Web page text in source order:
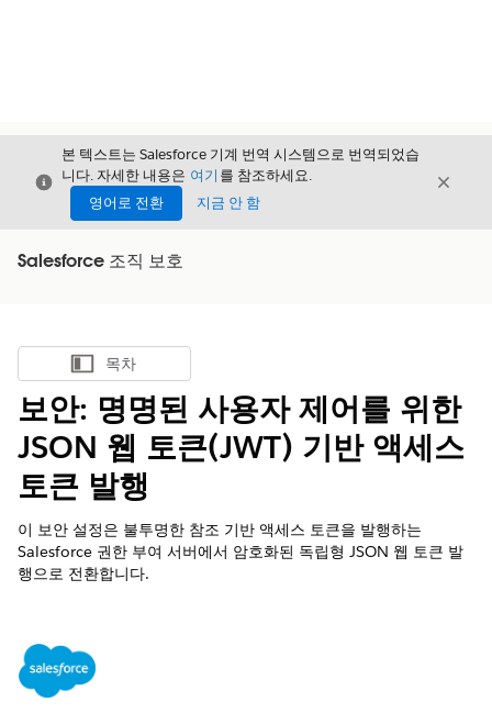
닫기
본 텍스트는 Salesforce 기계 번역 시스템으로 번역되었습
니다. 자세한 내용은 여기 를 참조하세요.
영어로 전환
지금 안 함
닫기
Salesforce 조직 보호
목차 표시
목차
보안: 명명된 사용자 제어를 위한
JSON 웹 토큰(JWT) 기반 액세스
토큰 발행
이 보안 설정은 불투명한 참조 기반 액세스 토큰을 발행하는
Salesforce 권한 부여 서버에서 암호화된 독립형 JSON 웹 토큰 발
행으로 전환합니다.
외부 클라이언트 앱: 보안: 명명된 사용자에 대해 JSON 웹 토큰
(JWT) 기반 액세스 토큰 발행